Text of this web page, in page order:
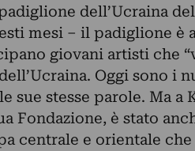
dell’Ucraina
mesi – il padiglione è
giovani artisti che
Oggi sono i
sue stesse parole. Ma a
Fondazione, è stato
centrale e orientale